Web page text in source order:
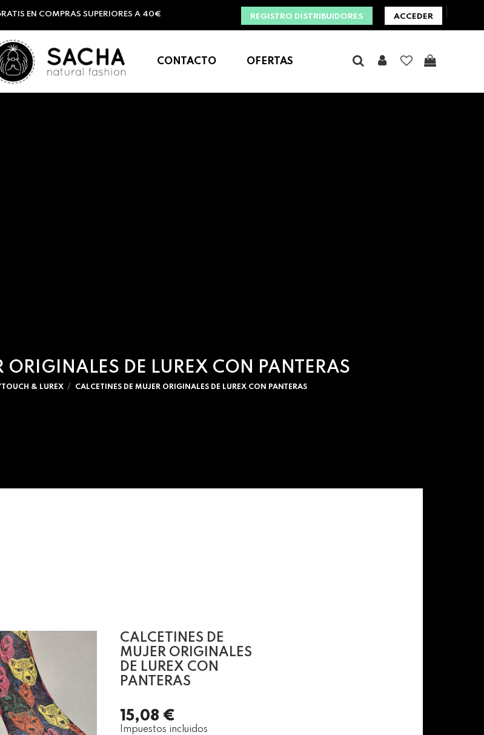
EN COMPRAS SUPERIORES A 40€ REGISTRO DISTRIBUIDORES ACCEDER
CONTACTO OFERTAS
ORIGINALES DE LUREX CON PANTERAS
& LUREX CALCETINES DE MUJER ORIGINALES DE LUREX CON PANTERAS
CALCETINES DE
MUJER ORIGINALES
DE LUREX CON
PANTERAS
15,08 €
Impuestos incluidos